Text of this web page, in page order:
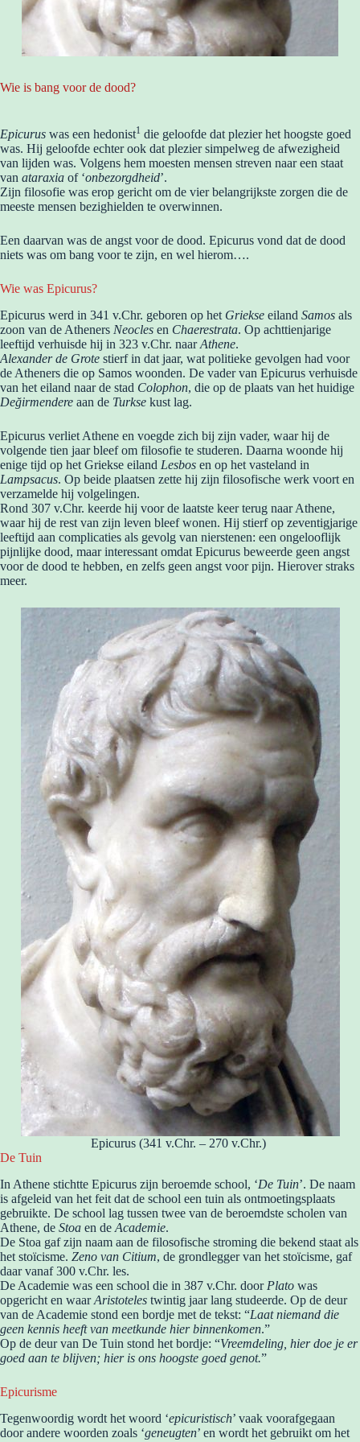
Wie is bang voor de dood?
Epicurus was een hedonist1 die geloofde dat plezier het hoogste goed
was. Hij geloofde echter ook dat plezier simpelweg de afwezigheid
van lijden was. Volgens hem moesten mensen streven naar een staat
van ataraxia of ‘onbezorgdheid’.
Zijn filosofie was erop gericht om de vier belangrijkste zorgen die de
meeste mensen bezighielden te overwinnen.
Een daarvan was de angst voor de dood. Epicurus vond dat de dood
niets was om bang voor te zijn, en wel hierom….
Wie was Epicurus?
Epicurus werd in 341 v.Chr. geboren op het Griekse eiland Samos als
zoon van de Atheners Neocles en Chaerestrata. Op achttienjarige
leeftijd verhuisde hij in 323 v.Chr. naarAthene.
Alexander de Grote stierf in dat jaar, wat politieke gevolgen had voor
de Atheners die op Samos woonden. De vader van Epicurus verhuisde
van het eiland naar de stad Colophon, die op de plaats van het huidige
Değirmendere aan de Turkse kust lag.
Epicurus verliet Athene en voegde zich bij zijn vader, waar hij de
volgende tien jaar bleef om filosofie te studeren. Daarna woonde hij
enige tijd op het Griekse eiland Lesbos en op het vasteland in
Lampsacus. Op beide plaatsen zette hij zijn filosofische werk voort en
verzamelde hij volgelingen.
Rond 307 v.Chr. keerde hij voor de laatste keer terug naar Athene,
waar hij de rest van zijn leven bleef wonen. Hij stierf op zeventigjarige
leeftijd aan complicaties als gevolg van nierstenen: een ongelooflijk
pijnlijke dood, maar interessant omdat Epicurus beweerde geen angst
voor de dood te hebben, en zelfs geen angst voor pijn. Hierover straks
meer.
Epicurus (341 v.Chr. – 270 v.Chr.)
De Tuin
In Athene stichtte Epicurus zijn beroemde school, ‘De Tuin’. De naam
is afgeleid van het feit dat de school een tuin als ontmoetingsplaats
gebruikte. De school lag tussen twee van de beroemdste scholen van
Athene, de Stoa en de Academie.
De Stoa gaf zijn naam aan de filosofische stroming die bekend staat als
het stoïcisme. Zeno van Citium, de grondlegger van het stoïcisme, gaf
daar vanaf 300 v.Chr. les.
De Academie was een school die in 387 v.Chr. door Plato was
opgericht en waarAristoteles twintig jaar lang studeerde. Op de deur
van de Academie stond een bordje met de tekst: “Laat niemand die
geen kennis heeft van meetkunde hier binnenkomen.”
Op de deur van De Tuin stond het bordje: “Vreemdeling, hier doe je er
goed aan te blijven; hier is ons hoogste goed genot.”
Epicurisme
Tegenwoordig wordt het woord ‘epicuristisch’ vaak voorafgegaan
door andere woorden zoals ‘geneugten’ en wordt het gebruikt om het